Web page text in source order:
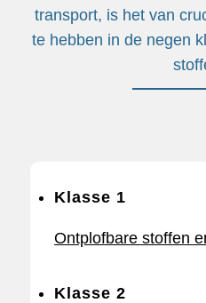
transport, is het van
te hebben in de negen
Klasse 1
Ontplofbare stoffen
Klasse 2